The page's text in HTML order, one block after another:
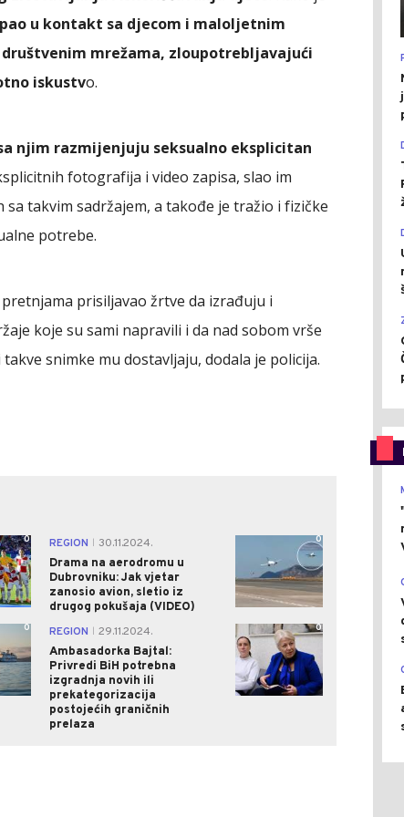
u kontakt sa djecom i maloljetnim
mrežama, zloupotrebljavajući
iskustvo.
njim razmijenjuju seksualno eksplicitan
fotografija i video zapisa, slao im
takvim sadržajem, a takođe je tražio i fizičke
potrebe.
prisiljavao žrtve da izrađuju i
koje su sami napravili i da nad sobom vrše
snimke mu dostavljaju, dodala je policija.
0 REGION
30.11.2024.
Drama na aerodromu u
Dubrovniku: Jak vjetar
zanosio avion, sletio iz
drugog pokušaja (VIDEO)
0
0 REGION
29.11.2024.
Ambasadorka Bajtal:
Privredi BiH potrebna
izgradnja novih ili
prekategorizacija
postojećih graničnih
prelaza
0